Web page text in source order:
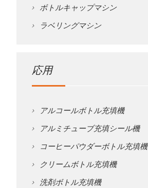
ボトルキャップマシン
ラベリングマシン
応用
アルコールボトル充填機
アルミチューブ充填シール機
コーヒーパウダーボトル充填機
クリームボトル充填機
洗剤ボトル充填機